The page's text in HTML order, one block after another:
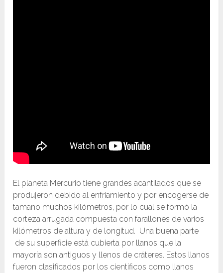
El planeta Mercurio tiene grandes acantilados que se
produjeron debido al enfriamiento y por encogerse de
tamaño muchos kilómetros, por lo cual se formó la
corteza arrugada compuesta con farallones de varios
kilómetros de altura y de longitud. Una buena parte
de su superficie está cubierta por llanos que la
mayoría son antiguos y llenos de cráteres. Estos llanos
fueron clasificados por los científicos como llanos